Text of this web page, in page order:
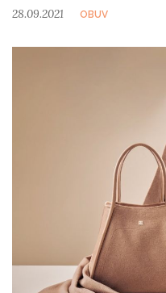
28.09.2021 OBUV